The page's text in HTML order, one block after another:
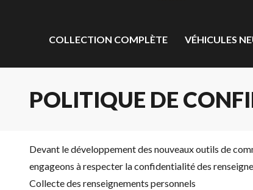
COLLECTION COMPLÈTE VÉHICULES
POLITIQUE DE
Devant le développement des nouveaux outils de
engageons à respecter la confidentialité des
Collecte des renseignements personnels